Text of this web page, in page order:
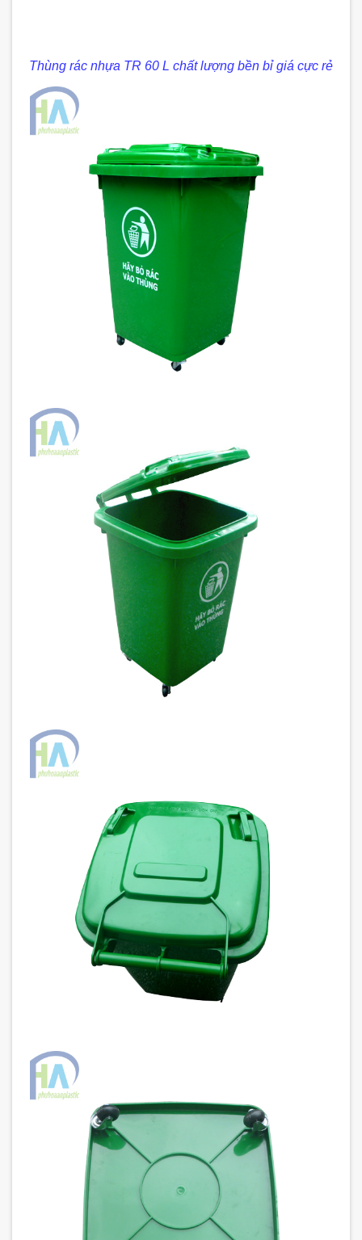
Thùng rác nhựa TR 60 L chất lượng bền bỉ giá cực rẻ